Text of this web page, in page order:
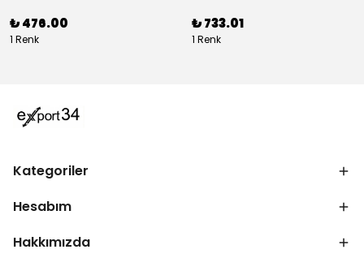
₺ 476.00
1 Renk
₺ 733.01
1 Renk
Kategoriler
Hesabım
Hakkımızda